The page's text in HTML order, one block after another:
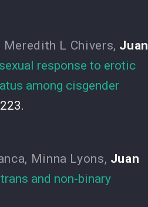
Meredith L Chivers, Juan
response to erotic
among cisgender
, Minna Lyons, Juan
and non-binary